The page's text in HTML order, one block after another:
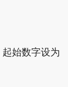
始数字设为